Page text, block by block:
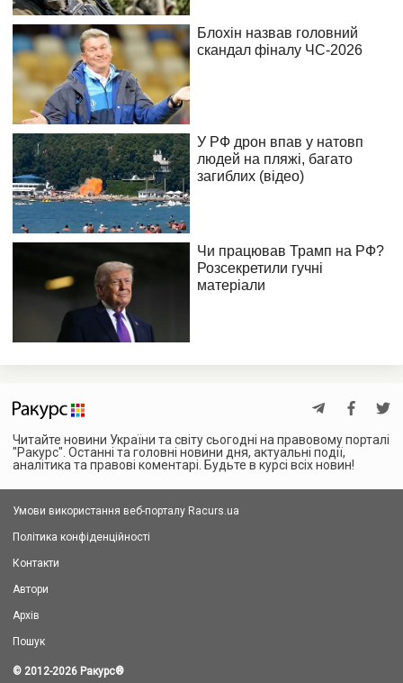
Читайте новини України та світу сьогодні на правовому порталі
"Ракурс". Останні та головні новини дня, актуальні події,
аналітика та правові коментарі. Будьте в курсі всіх новин!
Умови використання веб-порталу Racurs.ua
Політика конфіденційності
Контакти
Автори
Архів
Пошук
© 2012-2026 Ракурс®